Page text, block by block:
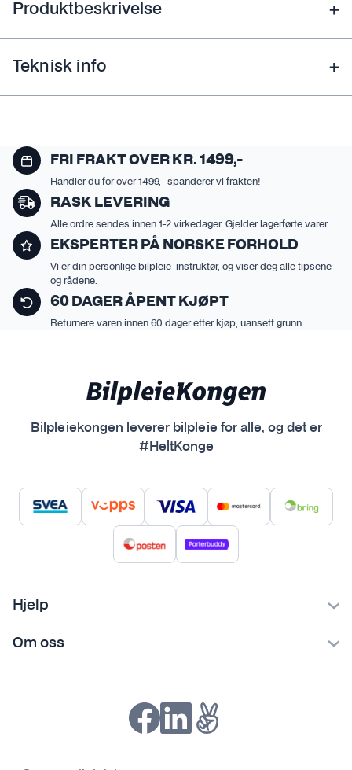
Produktbeskrivelse
Teknisk info
FRI FRAKT OVER KR. 1499,-
Handler du for over 1499,- spanderer vi frakten!
RASK LEVERING
Alle ordre sendes innen 1-2 virkedager. Gjelder lagerførte varer.
EKSPERTER PÅ NORSKE FORHOLD
Vi er din personlige bilpleie-instruktør, og viser deg alle tipsene
og rådene.
60 DAGER ÅPENT KJØPT
Returnere varen innen 60 dager etter kjøp, uansett grunn.
Bilpleiekongen leverer bilpleie for alle, og det er
#HeltKonge
Hjelp
Ofte stilte spørsmål
Om oss